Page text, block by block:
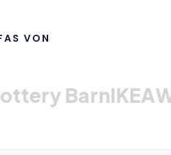
VON
BarnIKEA